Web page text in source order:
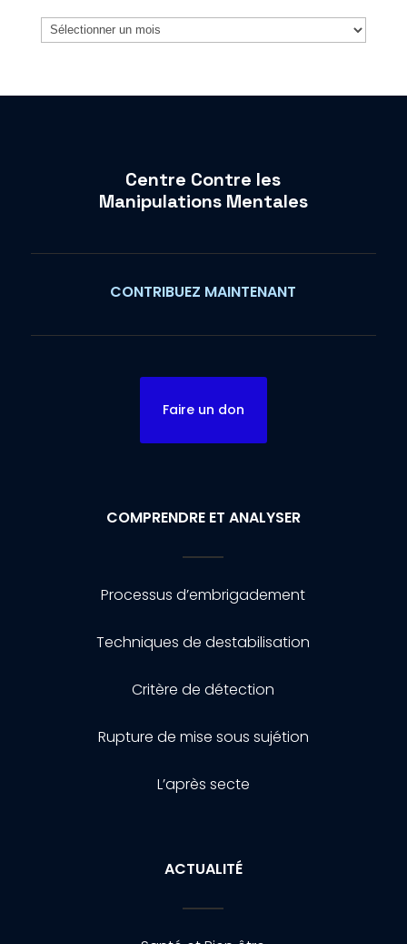
Archives
Centre Contre les
Manipulations Mentales
CONTRIBUEZ MAINTENANT
Faire un don
COMPRENDRE ET ANALYSER
Processus d’embrigadement
Techniques de destabilisation
Critère de détection
Rupture de mise sous sujétion
L’après secte
ACTUALITÉ